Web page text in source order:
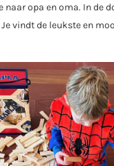
naar opa en oma. In de
vindt de leukste en